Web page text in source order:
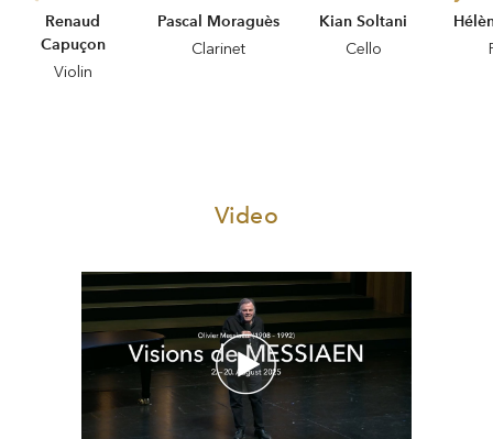
Renaud
Capuçon
Violin
Pascal Moraguès
Clarinet
Kian Soltani
Cello
Video